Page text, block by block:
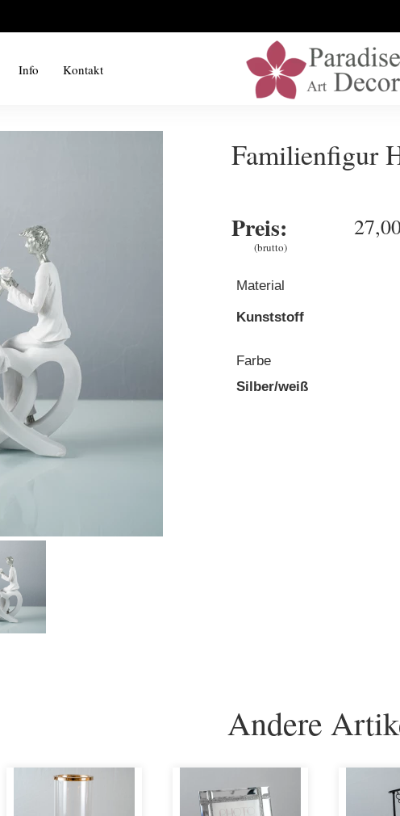
Info Kontakt
Kunststoff
Material
Preis:
(brutto)
Silber/weiß
Farbe
Familienfigur
Andere